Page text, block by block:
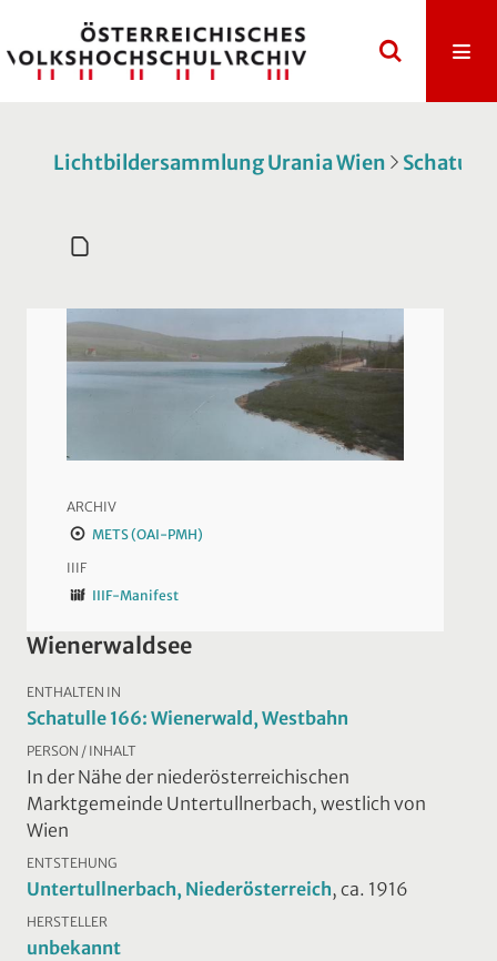
Lichtbildersammlung Urania Wien
ARCHIV
METS (OAI-PMH)
IIIF
IIIF-Manifest
Wienerwaldsee
ENTHALTEN IN
Schatulle 166: Wienerwald, Westbahn
PERSON / INHALT
In der Nähe der niederösterreichischen
Marktgemeinde Untertullnerbach, westlich von
Wien
ENTSTEHUNG
Untertullnerbach, Niederösterreich, ca. 1916
HERSTELLER
unbekannt